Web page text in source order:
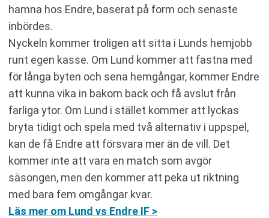
hamna hos Endre, baserat på form och senaste
inbördes.
Nyckeln kommer troligen att sitta i Lunds hemjobb
runt egen kasse. Om Lund kommer att fastna med
för långa byten och sena hemgångar, kommer Endre
att kunna vika in bakom back och få avslut från
farliga ytor. Om Lund i stället kommer att lyckas
bryta tidigt och spela med två alternativ i uppspel,
kan de få Endre att försvara mer än de vill. Det
kommer inte att vara en match som avgör
säsongen, men den kommer att peka ut riktning
med bara fem omgångar kvar.
Läs mer om Lund vs Endre IF >